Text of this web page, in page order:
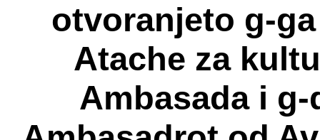
otvoranjeto g-
Atache za
Ambasada i